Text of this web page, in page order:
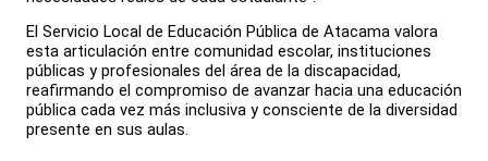
El Servicio Local de Educación Pública de Atacama valora
esta articulación entre comunidad escolar, instituciones
públicas y profesionales del área de la discapacidad,
reafirmando el compromiso de avanzar hacia una educación
pública cada vez más inclusiva y consciente de la diversidad
presente en sus aulas.